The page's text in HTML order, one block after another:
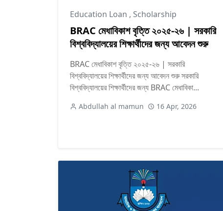
Education Loan , Scholarship
BRAC মেধাবিকাশ বৃত্তি ২০২৫-২৬ | সরকারি
বিশ্ববিদ্যালয়ের শিক্ষার্থীদের জন্য আবেদন শুরু
BRAC মেধাবিকাশ বৃত্তি ২০২৫-২৬ | সরকারি
বিশ্ববিদ্যালয়ের শিক্ষার্থীদের জন্য আবেদন শুরু সরকারি
বিশ্ববিদ্যালয়ের শিক্ষার্থীদের জন্য BRAC মেধাবিকা...
Abdullah al mamun 16 Apr, 2026